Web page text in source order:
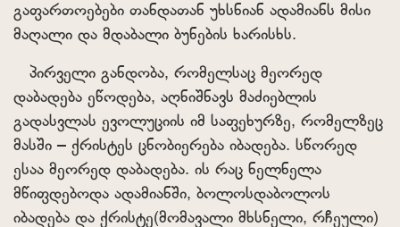
გაფართოებები თანდათან უხსნიან ადამიანს მისი
მაღალი და მდაბალი ბუნების ხარისხს.
პირველი განდობა, რომელსაც მეორედ
დაბადება ეწოდება, აღნიშნავს მაძიებლის
გადასვლას ევოლუციის იმ საფეხურზე, რომელზეც
მასში – ქრისტეს ცნობიერება იბადება. სწორედ
ესაა მეორედ დაბადება. ის რაც ნელნელა
მწიფდებოდა ადამიანში, ბოლოსდაბოლოს
იბადება და ქრისტე(მომავალი მხსნელი, რჩეული)